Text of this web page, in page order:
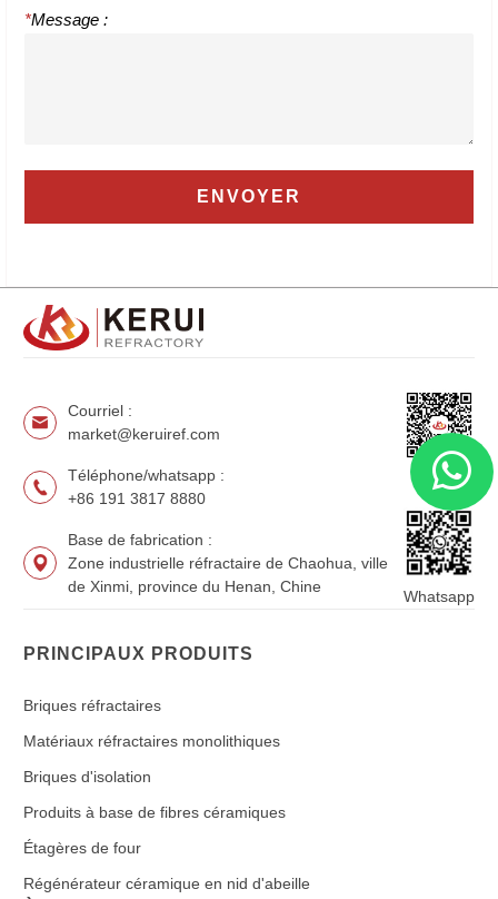
*Message :
Courriel :
market@keruiref.com
Téléphone/whatsapp :
+86 191 3817 8880
Base de fabrication :
Zone industrielle réfractaire de Chaohua, ville
de Xinmi, province du Henan, Chine
WeChat
Whatsapp
PRINCIPAUX PRODUITS
Briques réfractaires
Matériaux réfractaires monolithiques
Briques d'isolation
Produits à base de fibres céramiques
Étagères de four
Régénérateur céramique en nid d'abeille